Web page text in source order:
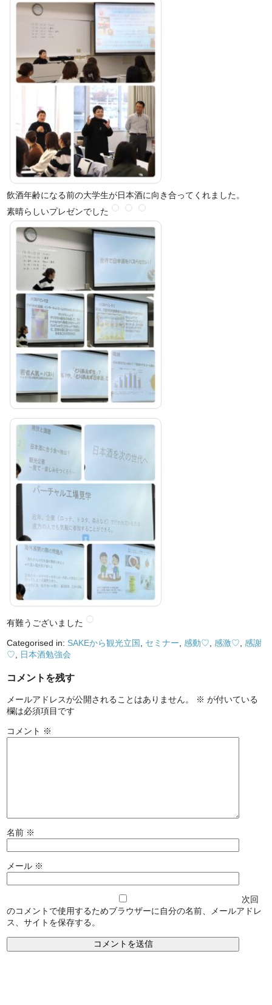
飲酒年齢になる前の大学生が日本酒に向き合ってくれました。
素晴らしいプレゼンでした
有難うございました
Categorised in: SAKEから観光立国, セミナー, 感動♡, 感激♡, 感謝
♡, 日本酒勉強会
コメントを残す
メールアドレスが公開されることはありません。 ※ が付いている
欄は必須項目です
コメント ※
名前 ※
メール ※
次回
のコメントで使用するためブラウザーに自分の名前、メールアドレ
ス、サイトを保存する。